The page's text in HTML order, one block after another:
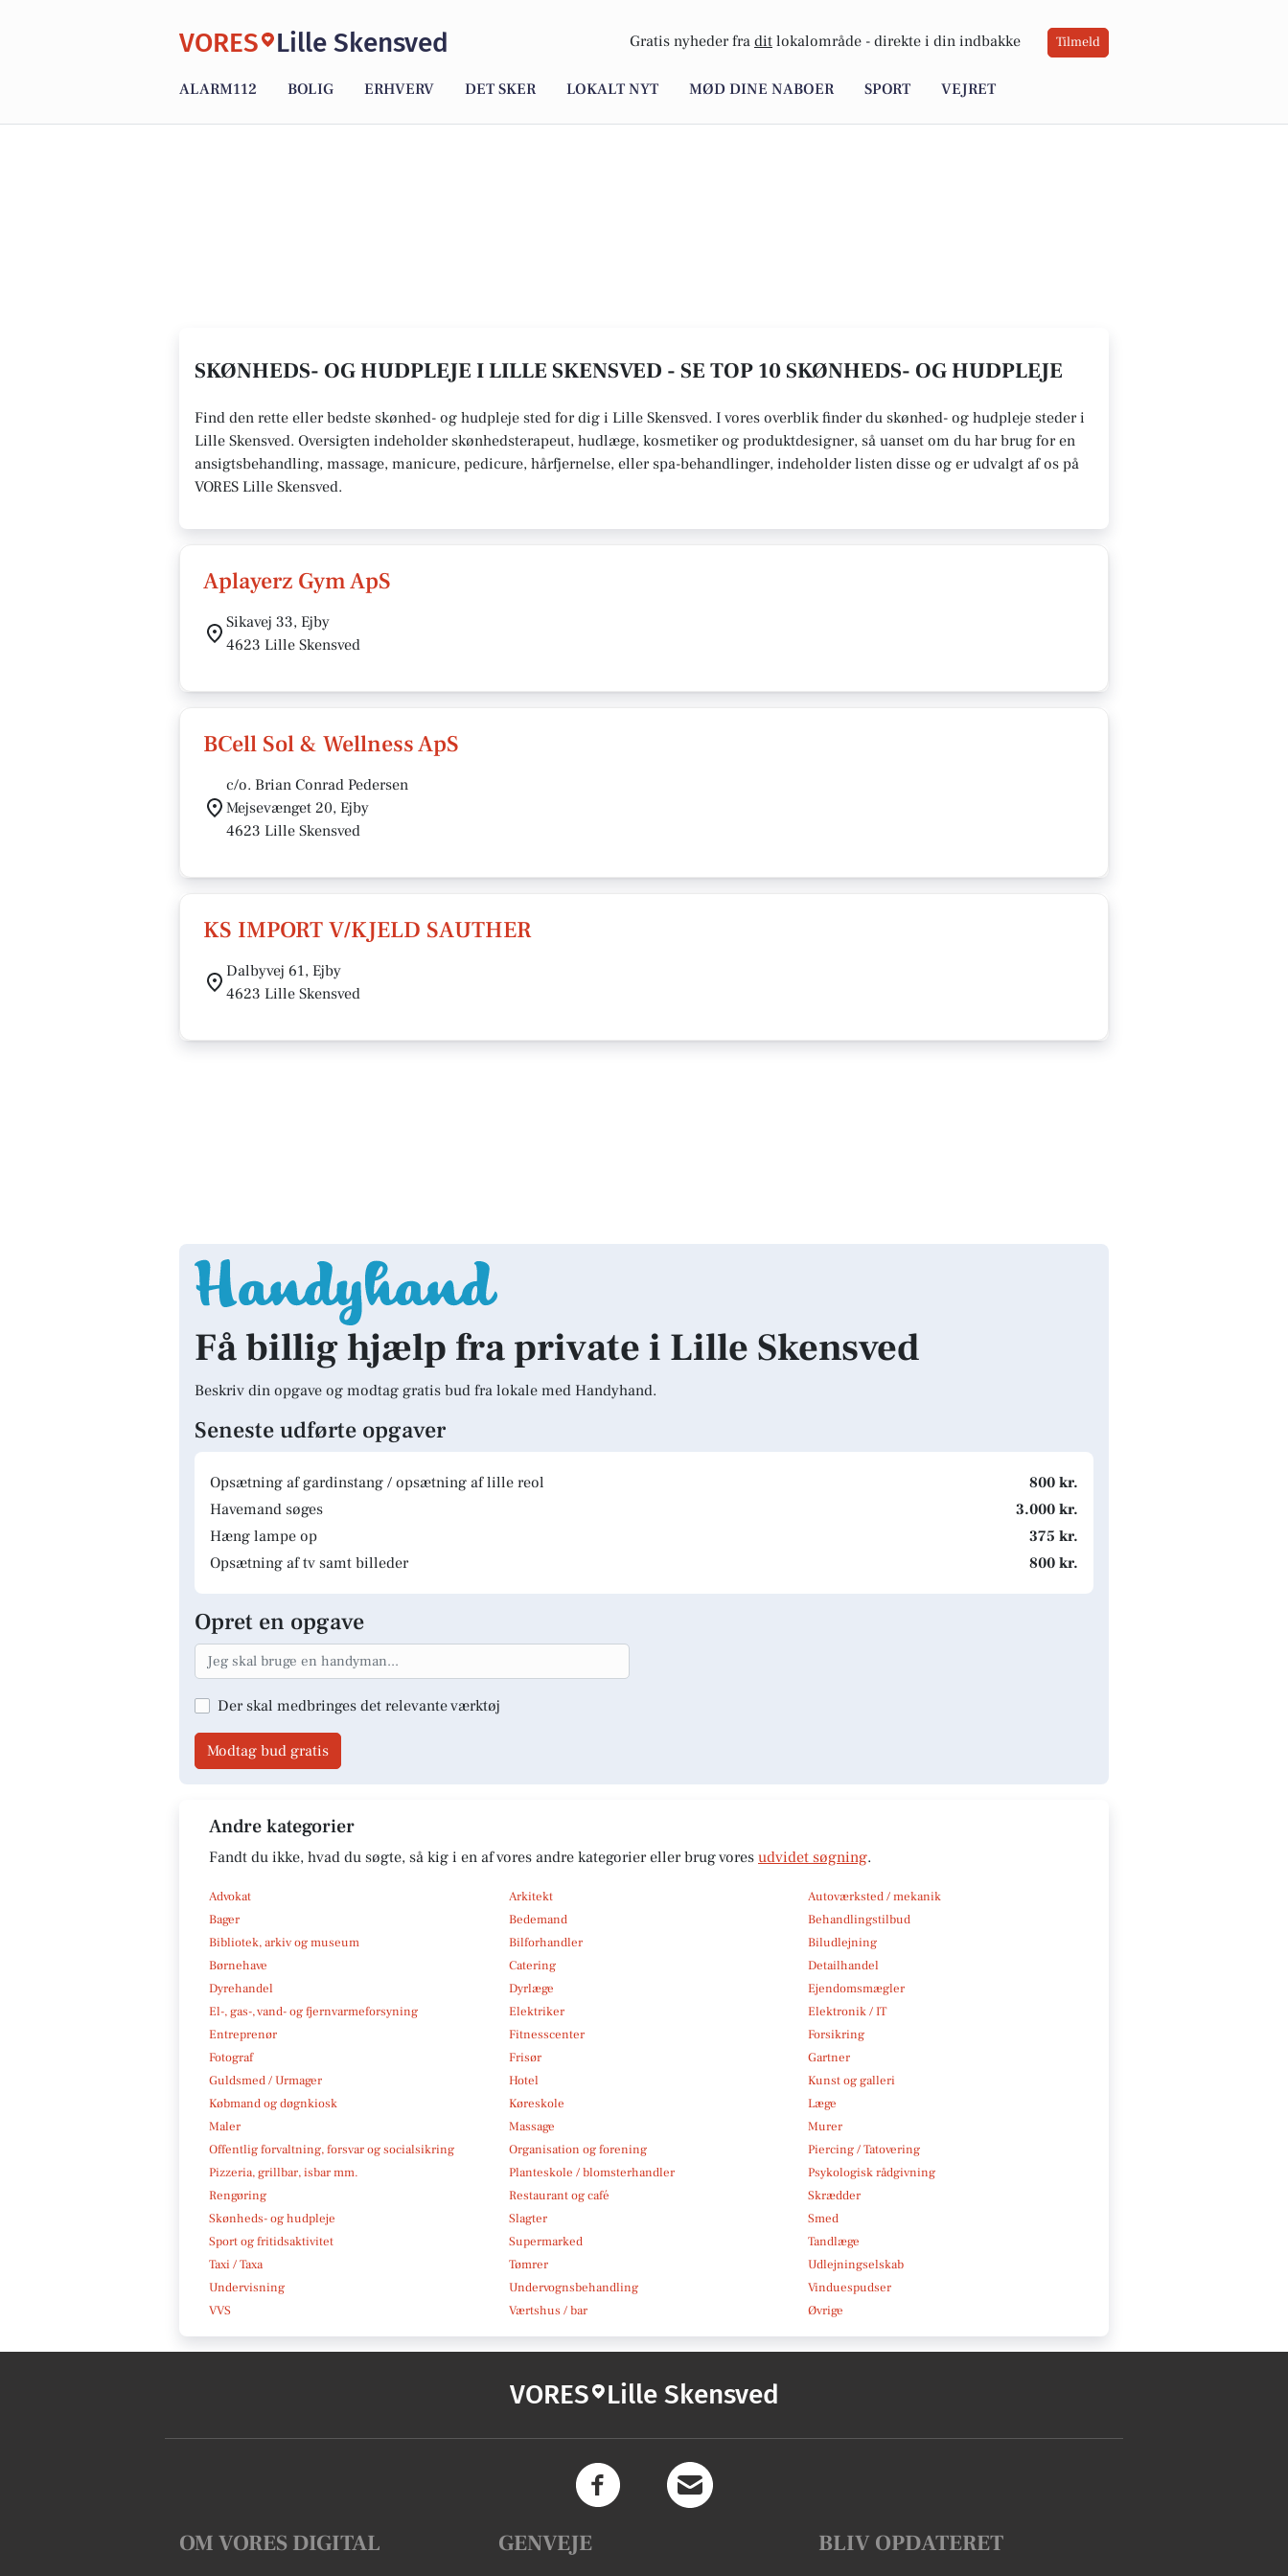
VORES Lille Skensved Gratis nyheder fra dit lokalområde - direkte i din indbakke Tilmeld
ALARM112 BOLIG ERHVERV DET SKER LOKALT NYT MØD DINE NABOER SPORT VEJRET
SKØNHEDS- OG HUDPLEJE I LILLE SKENSVED - SE TOP 10 SKØNHEDS- OG HUDPLEJE
Find den rette eller bedste skønhed- og hudpleje sted for dig i Lille Skensved. I vores overblik finder du skønhed- og hudpleje steder i
Lille Skensved. Oversigten indeholder skønhedsterapeut, hudlæge, kosmetiker og produktdesigner, så uanset om du har brug for en
ansigtsbehandling, massage, manicure, pedicure, hårfjernelse, eller spa-behandlinger, indeholder listen disse og er udvalgt af os på
VORES Lille Skensved.
Aplayerz Gym ApS
Sikavej 33, Ejby
4623 Lille Skensved
BCell Sol & Wellness ApS
c/o. Brian Conrad Pedersen
Mejsevænget 20, Ejby
4623 Lille Skensved
KS IMPORT V/KJELD SAUTHER
Dalbyvej 61, Ejby
4623 Lille Skensved
Få billig hjælp fra private i Lille Skensved
Beskriv din opgave og modtag gratis bud fra lokale med Handyhand.
Seneste udførte opgaver
Opsætning af gardinstang / opsætning af lille reol
800 kr.
Havemand søges
3.000 kr.
Hæng lampe op
375 kr.
Opsætning af tv samt billeder
800 kr.
Opret en opgave
Der skal medbringes det relevante værktøj
Modtag bud gratis
Andre kategorier
Fandt du ikke, hvad du søgte, så kig i en af vores andre kategorier eller brug vores udvidet søgning.
Advokat Arkitekt
Autoværksted / mekanik
Bager
Bedemand
Behandlingstilbud
Bibliotek, arkiv og museum
Bilforhandler
Biludlejning
Børnehave
Catering
Detailhandel
Dyrehandel
Dyrlæge
Ejendomsmægler
El-, gas-, vand- og fjernvarmeforsyning
Elektriker
Elektronik / IT
Entreprenør
Fitnesscenter
Forsikring
Fotograf
Frisør
Gartner
Guldsmed / Urmager
Hotel
Kunst og galleri
Købmand og døgnkiosk
Køreskole
Læge
Maler
Massage
Murer
Offentlig forvaltning, forsvar og socialsikring
Organisation og forening
Piercing / Tatovering
Pizzeria, grillbar, isbar mm.
Planteskole / blomsterhandler
Psykologisk rådgivning
Rengøring
Restaurant og café
Skrædder
Skønheds- og hudpleje
Slagter
Smed
Sport og fritidsaktivitet
Supermarked
Tandlæge
Taxi / Taxa
Tømrer
Udlejningselskab
Undervisning
Undervognsbehandling
Vinduespudser
VVS
Værtshus / bar Øvrige
VORES Lille Skensved
OM VORES DIGITAL GENVEJE BLIV OPDATERET